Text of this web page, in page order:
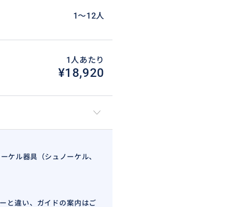
1〜12人
1人あたり
¥18,920
ケル器具（シュノーケル、
と違い、ガイドの案内はご